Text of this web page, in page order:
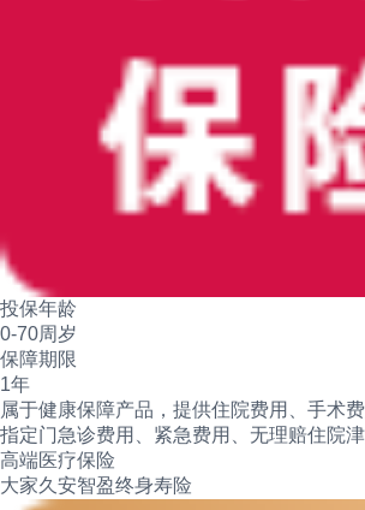
投保年龄
0-70周岁
保障期限
1年
属于健康保障产品，提供住院费用、手术
指定门急诊费用、紧急费用、无理赔住院津
高端医疗保险
大家久安智盈终身寿险